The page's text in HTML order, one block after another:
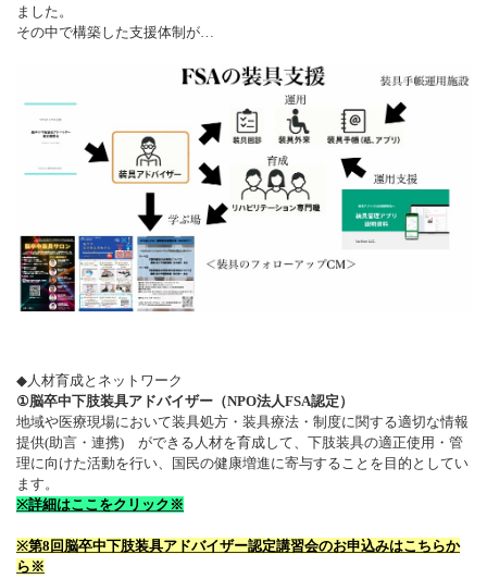
ました。
その中で構築した支援体制が…
◆人材育成とネットワーク
①脳卒中下肢装具アドバイザー（NPO法人FSA認定）
地域や医療現場において装具処方・装具療法・制度に関する適切な情報
提供(助言・連携) ができる人材を育成して、下肢装具の適正使用・管
理に向けた活動を行い、国民の健康増進に寄与することを目的としてい
ます。
※詳細はここをクリック※
※第8回脳卒中下肢装具アドバイザー認定講習会のお申込みはこちらか
ら※